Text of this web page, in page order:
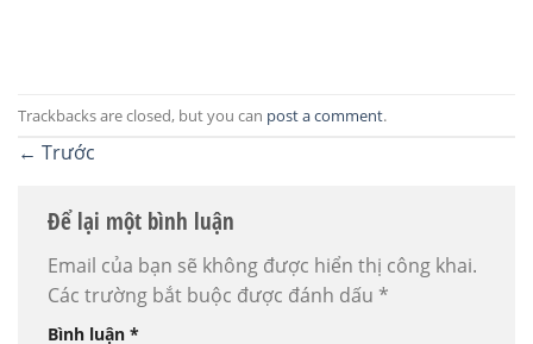
Trackbacks are closed, but you can post a comment.
← Trước
Để lại một bình luận
Email của bạn sẽ không được hiển thị công khai.
Các trường bắt buộc được đánh dấu *
Bình luận *